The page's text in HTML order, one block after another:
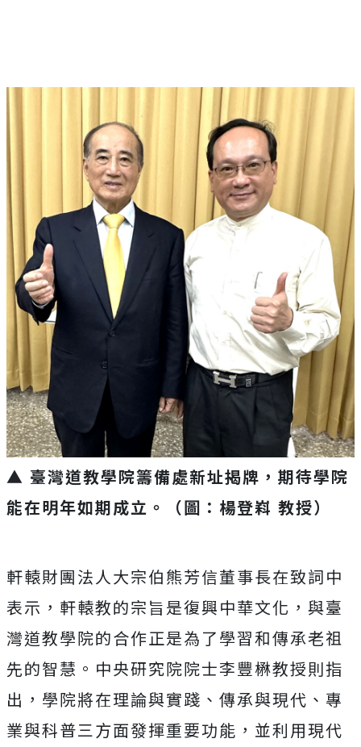
▲ 臺灣道教學院籌備處新址揭牌，期待學院
能在明年如期成立。（圖：楊登嵙 教授）
軒轅財團法人大宗伯熊芳信董事長在致詞中
表示，軒轅教的宗旨是復興中華文化，與臺
灣道教學院的合作正是為了學習和傳承老祖
先的智慧。中央研究院院士李豐楙教授則指
出，學院將在理論與實踐、傳承與現代、專
業與科普三方面發揮重要功能，並利用現代